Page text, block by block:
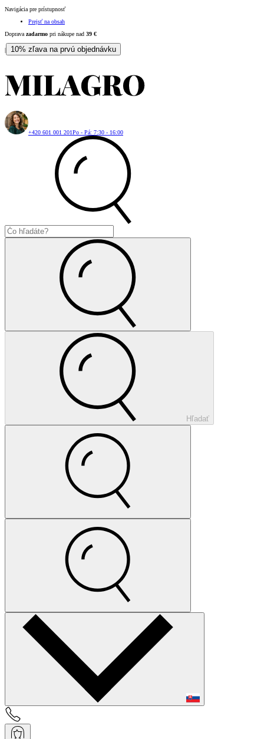
Navigácia pre prístupnosť
Prejsť na obsah
Doprava zadarmo pri nákupe nad 39 €
| 10% zľava na prvú objednávku
+420 601 001 201Po - Pá: 7:30 - 16:00
Hľadať